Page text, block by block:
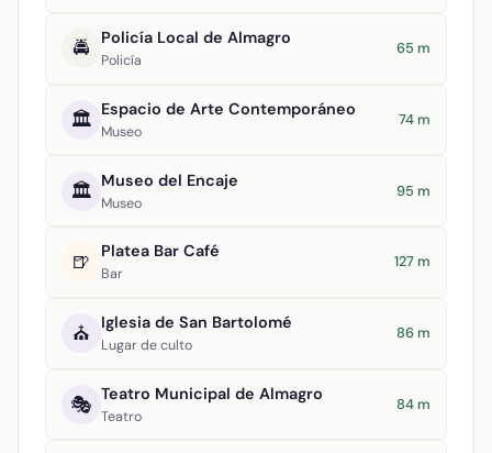
🚔 Policía Local de Almagro
Policía
65 m
🏛️ Espacio de Arte Contemporáneo
Museo
74 m
🏛️ Museo del Encaje
Museo
95 m
🍺 Platea Bar Café
Bar
127 m
⛪ Iglesia de San Bartolomé
Lugar de culto
86 m
🎭 Teatro Municipal de Almagro
Teatro
84 m